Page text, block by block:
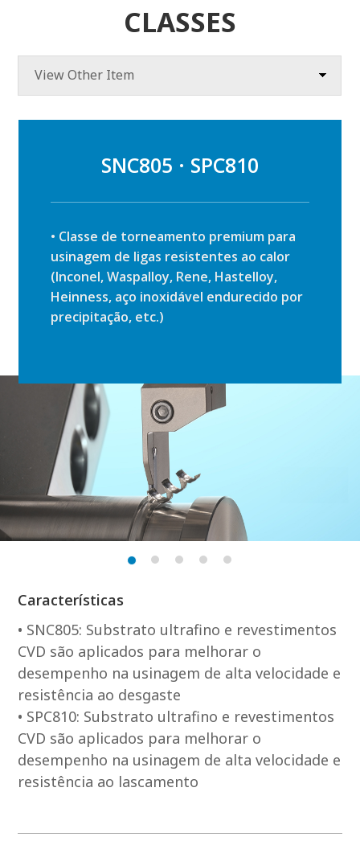
o produto Produtos
Video clipe
CLASSES
View Other Item
SNC805 · SPC810
• Classe de torneamento premium para
usinagem de ligas resistentes ao calor
(Inconel, Waspalloy, Rene, Hastelloy,
Heinness, aço inoxidável endurecido por
precipitação, etc.)
Características
• SNC805: Substrato ultrafino e revestimentos
CVD são aplicados para melhorar o
desempenho na usinagem de alta velocidade e
resistência ao desgaste
• SPC810: Substrato ultrafino e revestimentos
CVD são aplicados para melhorar o
desempenho na usinagem de alta velocidade e
resistência ao lascamento